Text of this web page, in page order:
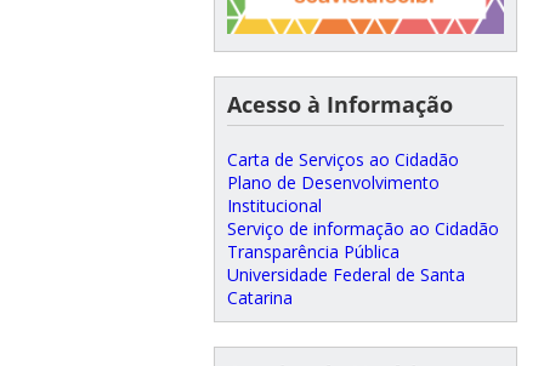
Acesso à Informação
Carta de Serviços ao Cidadão
Plano de Desenvolvimento
Institucional
Serviço de informação ao Cidadão
Transparência Pública
Universidade Federal de Santa
Catarina